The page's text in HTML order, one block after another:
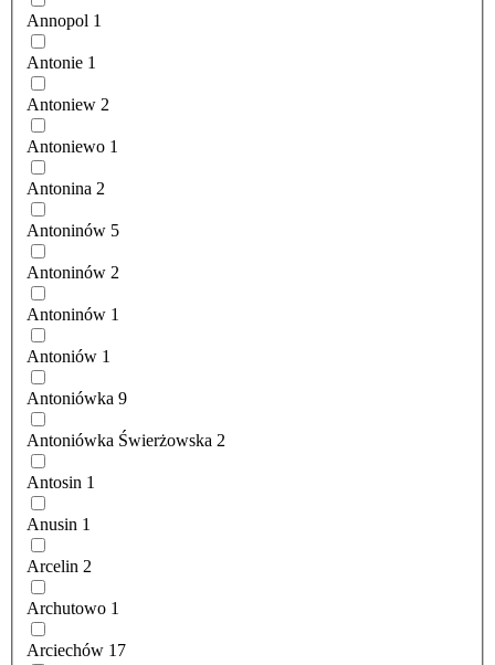
Annopol 1
Antonie 1
Antoniew 2
Antoniewo 1
Antonina 2
Antoninów 5
Antoninów 2
Antoninów 1
Antoniów 1
Antoniówka 9
Antoniówka Świerżowska 2
Antosin 1
Anusin 1
Arcelin 2
Archutowo 1
Arciechów 17